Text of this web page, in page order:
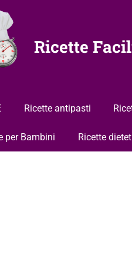
Ricette
Ricette antipasti
per Bambini Ricette